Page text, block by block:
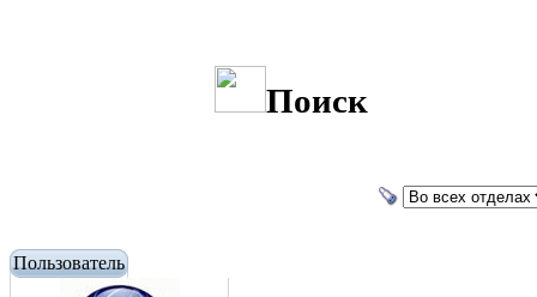
Пользователь
Поиск